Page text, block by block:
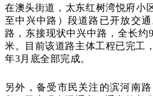
在澳头街道，太东红树湾悦府小
至中兴中路）段道路已开放交
路，东接现状中兴中路，全长约
米。目前该道路主体工程已完工
年3月底全部完成。
另外，备受市民关注的滨河南